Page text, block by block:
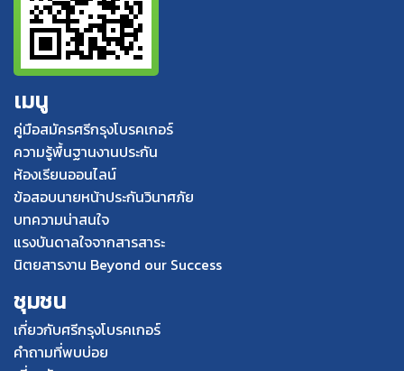
เมนู
คู่มือสมัครศรีกรุงโบรคเกอร์
ความรู้พื้นฐานงานประกัน
ห้องเรียนออนไลน์
ข้อสอบนายหน้าประกันวินาศภัย
บทความน่าสนใจ
แรงบันดาลใจจากสารสาระ
นิตยสารงาน Beyond our Success
ชุมชน
เกี่ยวกับศรีกรุงโบรคเกอร์
คำถามที่พบบ่อย